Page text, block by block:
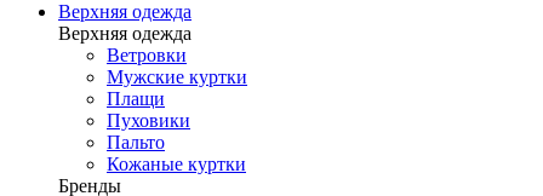
Верхняя одежда
Верхняя одежда
Ветровки
Мужские куртки
Плащи
Пуховики
Пальто
Кожаные куртки
Бренды